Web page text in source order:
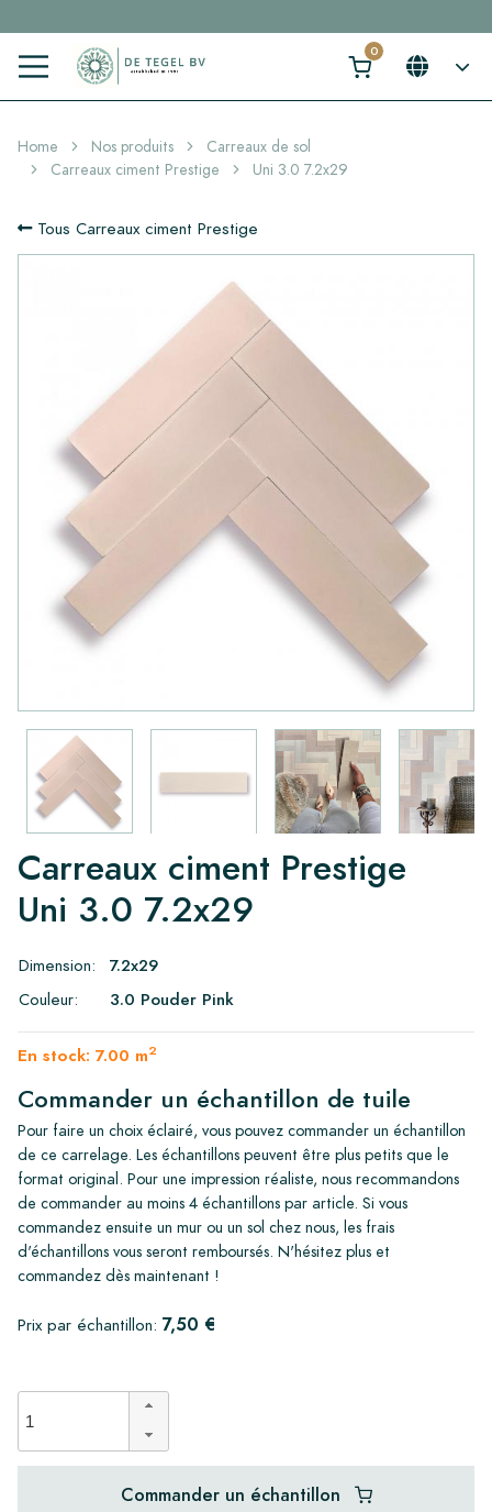
Cliquez ici et trouvez votre carrelage idéal en 2 min. →
Home Nos produits
Carreaux de sol
Carreaux ciment Prestige
Uni 3.0 7.2x29
Tous Carreaux ciment Prestige
Carreaux ciment Prestige
Uni 3.0 7.2x29
Dimension:
7.2x29
Couleur:
3.0 Pouder Pink
En stock: 7.00 m2
Commander un échantillon de tuile
Pour faire un choix éclairé, vous pouvez commander un échantillon
de ce carrelage. Les échantillons peuvent être plus petits que le
format original. Pour une impression réaliste, nous recommandons
de commander au moins 4 échantillons par article. Si vous
commandez ensuite un mur ou un sol chez nous, les frais
d'échantillons vous seront remboursés. N'hésitez plus et
commandez dès maintenant !
Prix par échantillon: 7,50 €
Commander un échantillon